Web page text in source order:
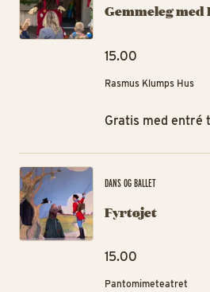
Gemmeleg
15.00
Rasmus Klumps Hus
Gratis med entré
DANS OG BALLET
Fyrtøjet
15.00
Pantomimeteatret